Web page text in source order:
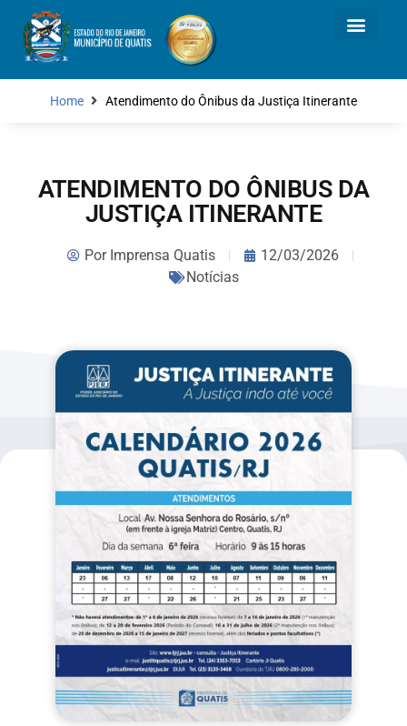
Home Atendimento do Ônibus da Justiça Itinerante
ATENDIMENTO DO ÔNIBUS DA
JUSTIÇA ITINERANTE
PorImprensa Quatis
12/03/2026
Notícias